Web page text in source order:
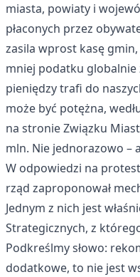
miasta, powiaty i
płaconych przez
zasila wprost kasę
mniej podatku globalnie
pieniędzy trafi do
może być potężna,
na stronie Związku
mln. Nie jednorazowo –
W odpowiedzi na
rząd zaproponował
Jednym z nich jest
Strategicznych, z
Podkreślmy słowo:
dodatkowe, to nie jest